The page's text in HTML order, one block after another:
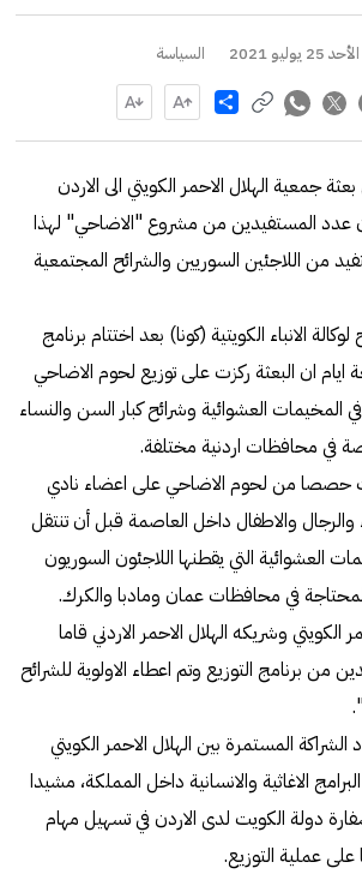
الأحد 25 يوليو 2021 السياسة
Share
جمعية الهلال الاحمر الكويتي الى الاردن
المستفيدين من مشروع "الاضاحي" لهذا
آلاف مستفيد من اللاجئين السوريين والشرائح المجتمعية
الانباء الكويتية (كونا) بعد اختتام برنامج
ايام ان البعثة ركزت على توزيع لحوم الاضاحي
المخيمات العشوائية وشرائح كبار السن والنساء
في محافظات اردنية مختلفة.
حصصا من لحوم الاضاحي على اعضاء نادي
والرجال والاطفال داخل العاصمة قبل أن تنتقل
العشوائية التي يقطنها اللاجئون السوريون
في محافظات عمان ومادبا والكرك.
الكويتي وشريكه الهلال الاحمر الاردني قاما
من برنامج التوزيع وتم اعطاء الاولوية للشرائح
المستمرة بين الهلال الاحمر الكويتي
الاغاثية والانسانية داخل المملكة، مشيدا
دولة الكويت لدى الاردن في تسهيل مهام
على عملية التوزيع.